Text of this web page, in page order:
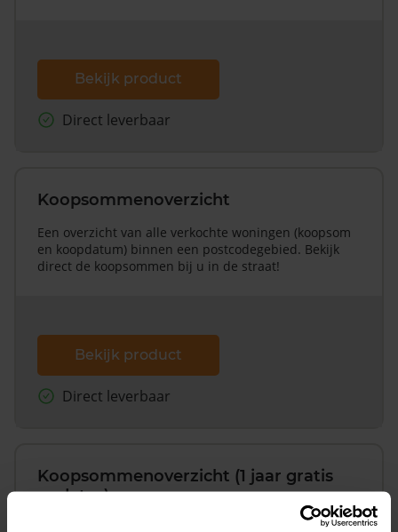
Bekijk product
Direct leverbaar
Koopsommenoverzicht
Een overzicht van alle verkochte woningen (koopsom
en koopdatum) binnen een postcodegebied. Bekijk
direct de koopsommen bij u in de straat!
Bekijk product
Direct leverbaar
Koopsommenoverzicht (1 jaar gratis
updates)